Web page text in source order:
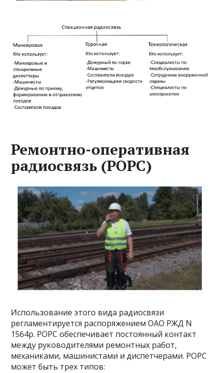
Ремонтно-оперативная
радиосвязь (РОРС)
Использование этого вида радиосвязи
регламентируется распоряжением ОАО РЖД N
1564р. РОРС обеспечивает постоянный контакт
между руководителями ремонтных работ,
механиками, машинистами и диспетчерами. РОРС
может быть трех типов: